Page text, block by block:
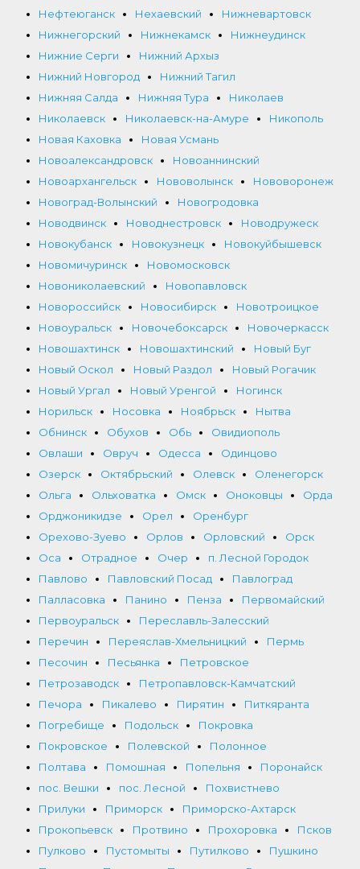
Нефтеюганск
Нехаевский
Нижневартовск
Нижнегорский
Нижнекамск
Нижнеудинск
Нижние Серги
Нижний Архыз
Нижний Новгород
Нижний Тагил
Нижняя Салда
Нижняя Тура
Николаев
Николаевск
Николаевск-на-Амуре
Никополь
Новая Каховка
Новая Усмань
Новоалександровск
Новоаннинский
Новоархангельск
Нововолынск
Нововоронеж
Новоград-Волынский
Новогродовка
Новодвинск
Новоднестровск
Новодружеск
Новокубанск
Новокузнецк
Новокуйбышевск
Новомичуринск
Новомосковск
Новониколаевский
Новопавловск
Новороссийск
Новосибирск
Новотроицкое
Новоуральск
Новочебоксарск
Новочеркасск
Новошахтинск
Новошахтинский
Новый Буг
Новый Оскол
Новый Раздол
Новый Рогачик
Новый Ургал
Новый Уренгой
Ногинск
Норильск
Носовка Ноябрьск
Нытва
Обнинск
Обухов Обь
Овидиополь
Овлаши
Овруч Одесса
Одинцово
Озерск
Октябрьский Олевск
Оленегорск
Ольга
Ольховатка Омск Оноковцы
Орда
Орджоникидзе
Орел
Оренбург
Орехово-Зуево
Орлов Орловский
Орск
Оса
Отрадное Очер
п. Лесной Городок
Павлово
Павловский Посад
Павлоград
Палласовка
Панино Пенза
Первомайский
Первоуральск
Переславль-Залесский
Перечин
Переяслав-Хмельницкий
Пермь
Песочин
Песьянка
Петровское
Петрозаводск
Петропавловск-Камчатский
Печора
Пикалево Пирятин
Питкяранта
Погребище
Подольск
Покровка
Покровское
Полевской
Полонное
Полтава
Помошная Попельня
Поронайск
пос. Вешки
пос. Лесной
Похвистнево
Прилуки
Приморск
Приморско-Ахтарск
Прокопьевск
Протвино Прохоровка
Псков
Пулково
Пустомыты Путилково
Пушкино